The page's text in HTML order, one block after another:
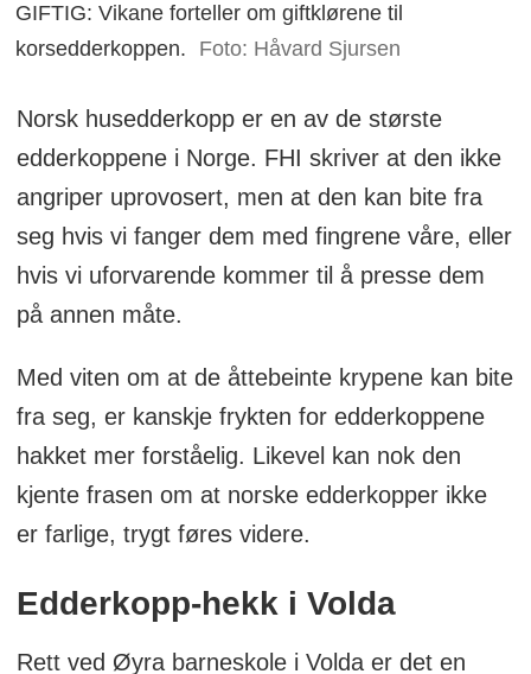
GIFTIG: Vikane forteller om giftklørene til
korsedderkoppen.
Foto: Håvard Sjursen
Norsk husedderkopp er en av de største
edderkoppene i Norge. FHI skriver at den ikke
angriper uprovosert, men at den kan bite fra
seg hvis vi fanger dem med fingrene våre, eller
hvis vi uforvarende kommer til å presse dem
på annen måte.
Med viten om at de åttebeinte krypene kan bite
fra seg, er kanskje frykten for edderkoppene
hakket mer forståelig. Likevel kan nok den
kjente frasen om at norske edderkopper ikke
er farlige, trygt føres videre.
Edderkopp-hekk i Volda
Rett ved Øyra barneskole i Volda er det en